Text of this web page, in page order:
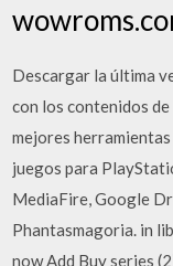
Descargar la última
con los contenidos de
mejores
juegos para
MediaFire, Google
Phantasmagoria. in
now Add Buy series